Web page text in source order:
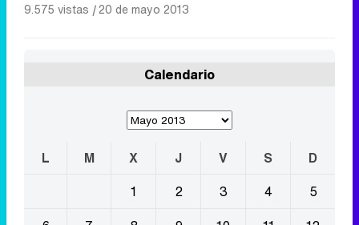
9.575 vistas |20 de mayo 2013
Calendario
L M X J V S
D
1
2 3 4
5